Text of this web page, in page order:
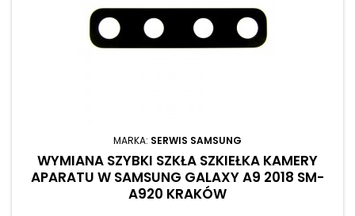
MARKA: SERWIS SAMSUNG
WYMIANA SZYBKI SZKŁA SZKIEŁKA KAMERY
APARATU W SAMSUNG GALAXY A9 2018 SM-
A920 KRAKÓW